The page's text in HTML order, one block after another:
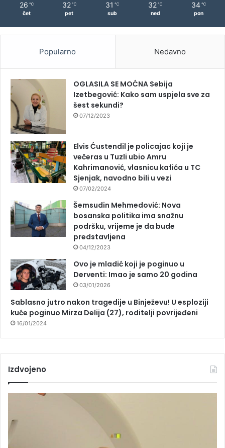
26 ℃
čet
32 ℃
pet
31 ℃
sub
32 ℃
ned
34 ℃
pon
Popularno Nedavno
OGLASILA SE MOĆNA Sebija
Izetbegović: Kako sam uspjela sve za
šest sekundi?
07/12/2023
Elvis Ćustendil je policajac koji je
večeras u Tuzli ubio Amru
Kahrimanović, vlasnicu kafića u TC
Sjenjak, navodno bili u vezi
07/02/2024
Šemsudin Mehmedović: Nova
bosanska politika ima snažnu
podršku, vrijeme je da bude
predstavljena
04/12/2023
Ovo je mladić koji je poginuo u
Derventi: Imao je samo 20 godina
03/01/2026
Sablasno jutro nakon tragedije u Binježevu! U esploziji
kuće poginuo Mirza Delija (27), roditelji povrijeđeni
16/01/2024
Izdvojeno